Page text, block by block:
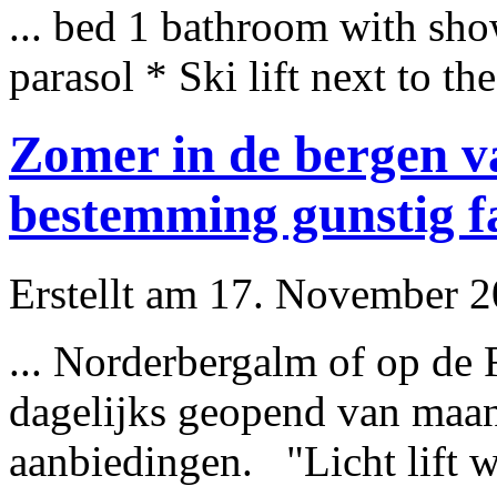
... bed 1 bathroom with
parasol * Ski lift next to
Zomer in de bergen
bestemming gunstig
Erstellt am 17. November
... Norderbergalm of op de
dagelijks geopend van
aanbiedingen. "Licht lift